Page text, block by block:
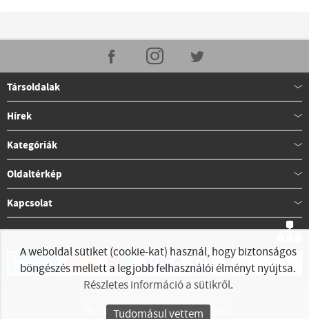
Társoldalak
Hírek
Kategóriák
Oldaltérkép
Kapcsolat
RSS hírek
RSS hirdetések
A weboldal sütiket (cookie-kat) használ, hogy biztonságos
böngészés mellett a legjobb felhasználói élményt nyújtsa.
Részletes információ a sütikről.
Tudomásul vettem